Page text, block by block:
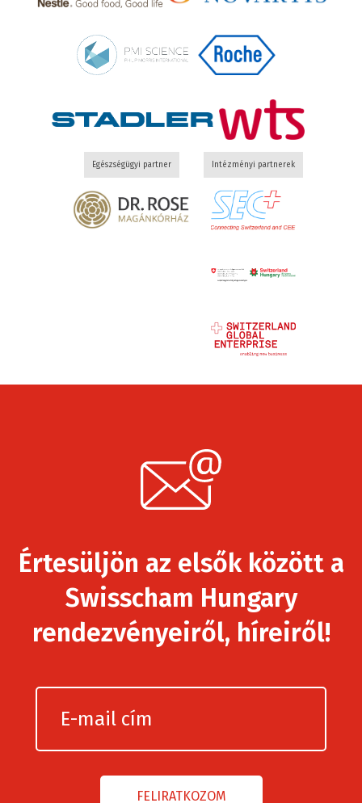
Egészségügyi partner Intézményi partnerek
Értesüljön az elsők között a
Swisscham Hungary
rendezvényeiről, híreiről!